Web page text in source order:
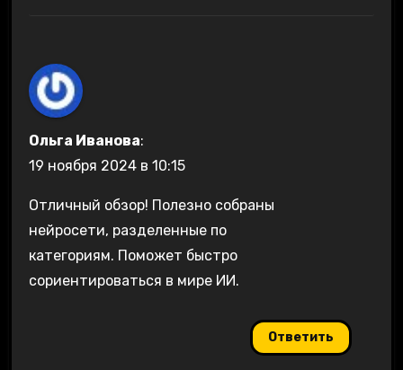
Ольга Иванова:
19 ноября 2024 в 10:15
Отличный обзор! Полезно собраны
нейросети, разделенные по
категориям. Поможет быстро
сориентироваться в мире ИИ.
Ответить